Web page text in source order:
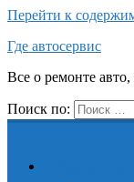
Перейти к
Где автосервис
Все о ремонте
Поиск по: